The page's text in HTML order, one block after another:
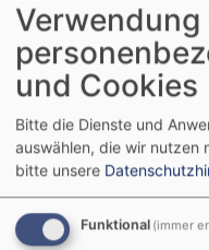
Gute-
Verwendung
und Cookies
Bitte die Dienste und
auswählen, die wir nutzen
bitte unsere
Funktional (immer